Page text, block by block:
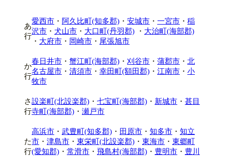
あ
行
愛西市 ・ 阿久比町(知多郡) ・ 安城市 ・ 一宮市 ・ 稲
沢市 ・ 犬山市 ・ 大口町(丹羽郡) ・ 大治町(海部郡)
・ 大府市 ・ 岡崎市 ・ 尾張旭市
か
行
春日井市 ・ 蟹江町(海部郡) ・ 刈谷市 ・ 蒲郡市 ・ 北
名古屋市 ・ 清須市 ・ 幸田町(額田郡) ・ 江南市 ・ 小
牧市
さ
行
設楽町(北設楽郡) ・ 七宝町(海部郡) ・ 新城市 ・ 甚目
寺町(海部郡) ・ 瀬戸市
た
行
高浜市 ・ 武豊町(知多郡) ・ 田原市 ・ 知多市 ・ 知立
市 ・ 津島市 ・ 東栄町(北設楽郡) ・ 東海市 ・ 東郷町
(愛知郡) ・ 常滑市 ・ 飛島村(海部郡) ・ 豊明市 ・ 豊川